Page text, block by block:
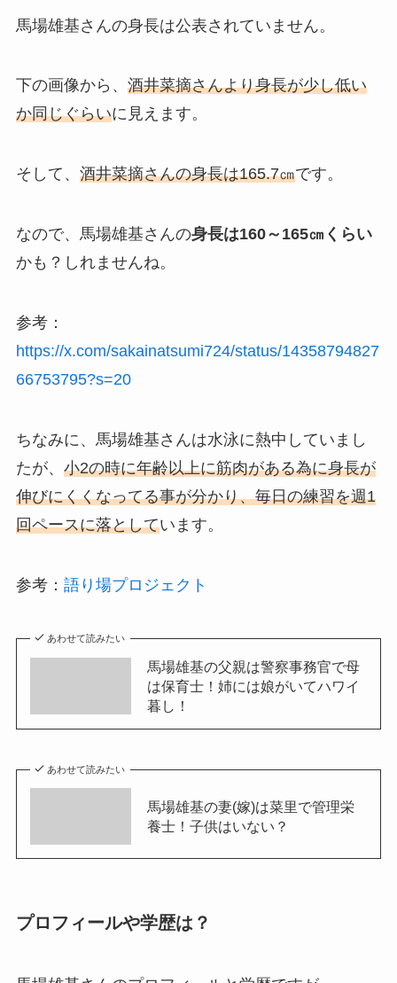
馬場雄基さんの身長は公表されていません。
下の画像から、 酒井菜摘さんより身長が少し低い
か同じぐらいに見えます。
そして、 酒井菜摘さんの身長は165.7㎝です。
なので、馬場雄基さんの身長は160～165㎝くらい
かも？しれませんね。
参考：
https://x.com/sakainatsumi724/status/14358794827
66753795?s=20
ちなみに、馬場雄基さんは水泳に熱中していまし
たが、 小2の時に年齢以上に筋肉がある為に身長が
伸びにくくなってる事が分かり、毎日の練習を週1
回ペースに落としています。
参考： 語り場プロジェクト
あわせて読みたい
馬場雄基の父親は警察事務官で母
は保育士！姉には娘がいてハワイ
暮し！
あわせて読みたい
馬場雄基の妻(嫁)は菜里で管理栄
養士！子供はいない？
プロフィールや学歴は？